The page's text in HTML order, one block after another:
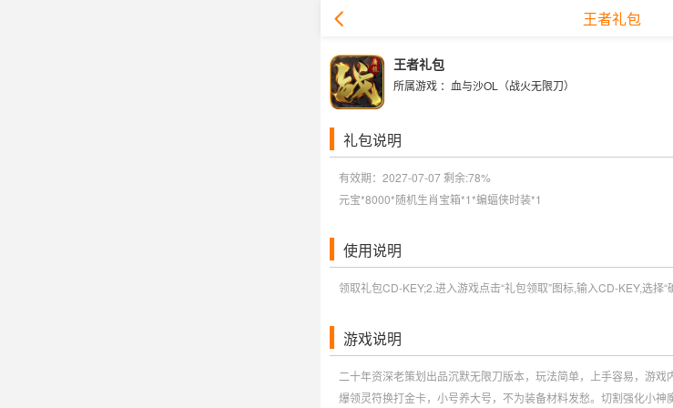
王者礼包
王者礼包
所属游戏 ： 血与沙OL（战火无限刀）
礼包说明
有效期：2027-07-07 剩余:78%
元宝*8000*随机生肖宝箱*1*蝙蝠侠时装*1
使用说明
领取礼包CD-KEY;2.进入游戏点击“礼包领取”图标,输入CD-KEY,选择“
游戏说明
二十年资深老策划出品沉默无限刀版本，玩法简单，上手容易，游
爆领灵符换打金卡，小号养大号，不为装备材料发愁。切割强化小